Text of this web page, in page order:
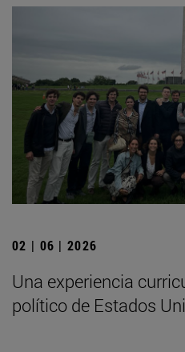
02 | 06 | 2026
Una experiencia
político de Estados